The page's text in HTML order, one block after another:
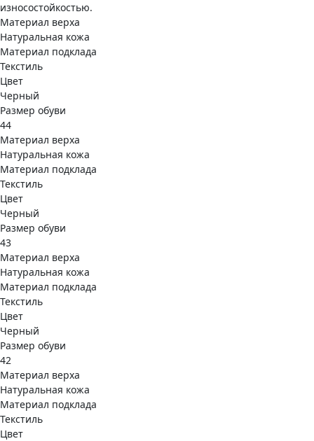
износостойкостью.
Материал верха
Натуральная кожа
Материал подклада
Текстиль
Цвет
Черный
Размер обуви
44
Материал верха
Натуральная кожа
Материал подклада
Текстиль
Цвет
Черный
Размер обуви
43
Материал верха
Натуральная кожа
Материал подклада
Текстиль
Цвет
Черный
Размер обуви
42
Материал верха
Натуральная кожа
Материал подклада
Текстиль
Цвет